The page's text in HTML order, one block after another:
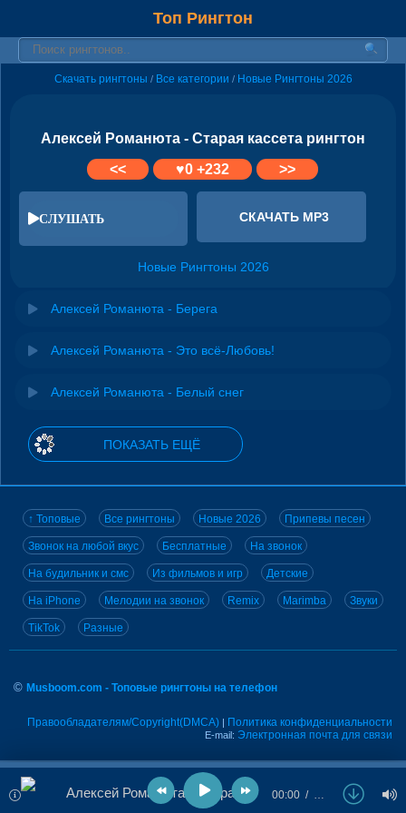
Топ Рингтон
Скачать рингтоны / Все категории / Новые Рингтоны 2026
Алексей Романюта - Старая кассета рингтон
<<
♥0+232 >>
СЛУШАТЬ СКАЧАТЬ MP3
Новые Рингтоны 2026
Алексей Романюта - Берега
Алексей Романюта - Это всё-Любовь!
Алексей Романюта - Белый снег
ПОКАЗАТЬ ЕЩЁ
↑ Топовые Все рингтоны Новые 2026 Припевы песен
Звонок на любой вкус Бесплатные На звонок
На будильник и смс Из фильмов и игр Детские
На iPhone Мелодии на звонок Remix Marimba Звуки
TikTok Разные
© Musboom.com - Топовые рингтоны на телефон
Правообладателям/Copyright(DMCA) | Политика конфиденциальности
E-mail: Электронная почта для связи
Алексей Романюта - Старая кассета 00:00 …